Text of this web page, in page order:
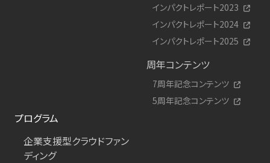
インパクトレポート2023
インパクトレポート2024
インパクトレポート2025
周年コンテンツ
7周年記念コンテンツ
5周年記念コンテンツ
プログラム
企業支援型クラウドファン
ディング